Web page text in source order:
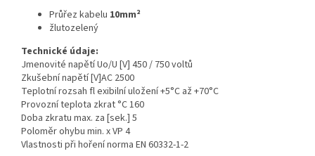
Průřez kabelu 10mm²
žlutozelený
Technické údaje:
Jmenovité napětí Uo/U [V] 450 / 750 voltů
Zkušební napětí [V]AC 2500
Teplotní rozsah fl exibilní uložení +5°C až +70°C
Provozní teplota zkrat °C 160
Doba zkratu max. za [sek.] 5
Poloměr ohybu min. x VP 4
Vlastnosti při hoření norma EN 60332-1-2